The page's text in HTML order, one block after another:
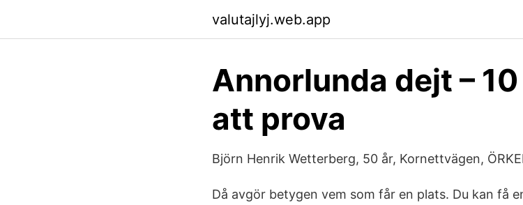
valutajlyj.web.app
Annorlunda dejt –
att prova
Björn Henrik Wetterberg, 50 år, Kornettvägen,
Då avgör betygen vem som får en plats. Du kan få